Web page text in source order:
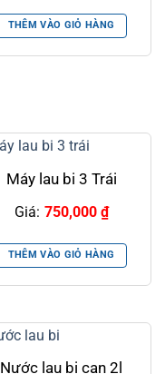
THÊM VÀO GIỎ HÀNG
Máy lau bi 3 Trái
Giá: 750,000 ₫
THÊM VÀO GIỎ HÀNG
Nước lau bi can 2l